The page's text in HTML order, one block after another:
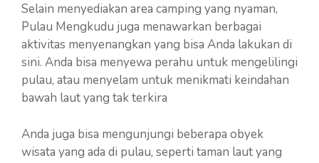
Selain menyediakan area camping yang nyaman,
Pulau Mengkudu juga menawarkan berbagai
aktivitas menyenangkan yang bisa Anda lakukan di
sini. Anda bisa menyewa perahu untuk mengelilingi
pulau, atau menyelam untuk menikmati keindahan
bawah laut yang tak terkira
Anda juga bisa mengunjungi beberapa obyek
wisata yang ada di pulau, seperti taman laut yang